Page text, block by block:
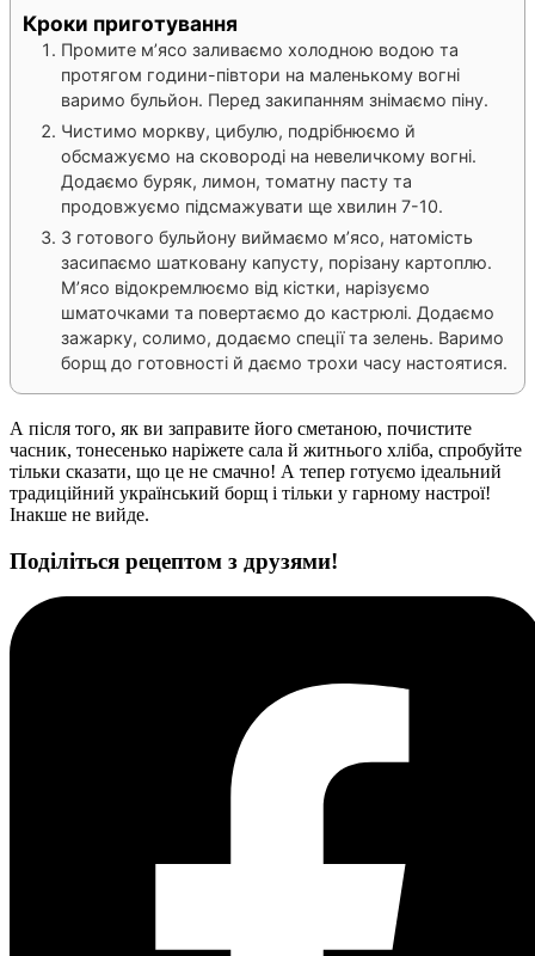
Кроки приготування
Промите м’ясо заливаємо холодною водою та
протягом години-півтори на маленькому вогні
варимо бульйон. Перед закипанням знімаємо піну.
Чистимо моркву, цибулю, подрібнюємо й
обсмажуємо на сковороді на невеличкому вогні.
Додаємо буряк, лимон, томатну пасту та
продовжуємо підсмажувати ще хвилин 7-10.
З готового бульйону виймаємо м’ясо, натомість
засипаємо шатковану капусту, порізану картоплю.
М’ясо відокремлюємо від кістки, нарізуємо
шматочками та повертаємо до кастрюлі. Додаємо
зажарку, солимо, додаємо спеції та зелень. Варимо
борщ до готовності й даємо трохи часу настоятися.
А після того, як ви заправите його сметаною, почистите
часник, тонесенько наріжете сала й житнього хліба, спробуйте
тільки сказати, що це не смачно! А тепер готуємо ідеальний
традиційний український борщ і тільки у гарному настрої!
Інакше не вийде.
Поділіться рецептом з друзями!